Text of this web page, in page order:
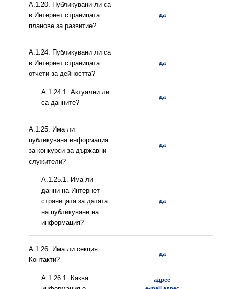
А.1.20. Публикувани ли са
в Интернет страницата
планове за развитие?
да
А.1.24. Публикувани ли са
в Интернет страницата
отчети за дейността?
да
A.1.24.1. Актуални ли
са данните?
да
А.1.25. Има ли
публикувана информация
за конкурси за държавни
служители?
да
A.1.25.1. Има ли
данни на Интернет
страницата за датата
на публикуване на
информация?
да
А.1.26. Има ли секция
Контакти?
да
А.1.26.1. Каква
адрес